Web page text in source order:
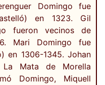
Domingo fue
en 1323. Gil
fueron vecinos de
Mari Domingo fue
en 1306-1345. Johan
Mata de Morella
Domingo, Miquell